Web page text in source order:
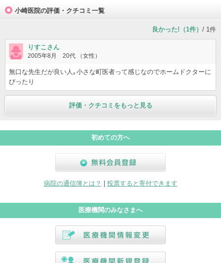
小崎医院の評価・クチコミ一覧
良かった!（1件） / 1件
りすこさん
2005年8月 20代 （女性）
無口な先生だが良い人｡小さな町医者って感じなのでホームドクターに
ぴったり
評価・クチコミをもっと見る
初めての方へ
病院の通信簿とは？ | 投票すると寄付できます
医療機関のみなさまへ